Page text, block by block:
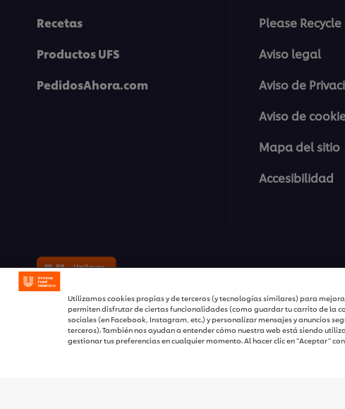
Recetas
Productos UFS
PedidosAhora.com
Please Recycle
Aviso legal
Aviso de
Aviso de
Mapa del sitio
Accesibilidad
Utilizamos cookies propias y de terceros (y tecnologías similares) para
permiten disfrutar de ciertas funcionalidades (como guardar tu carrito de la
sociales (en Facebook, Instagram, etc.) y personalizar mensajes y anuncios
terceros). También nos ayudan a entender cómo nuestra web está siendo
gestionar tus preferencias en cualquier momento. Al hacer clic en “Aceptar”